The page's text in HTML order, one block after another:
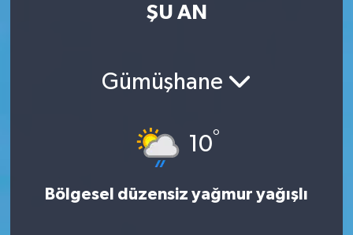
ŞU AN
Gümüşhane
10°
Bölgesel düzensiz yağmur yağışlı
Son Dakika Haberleri